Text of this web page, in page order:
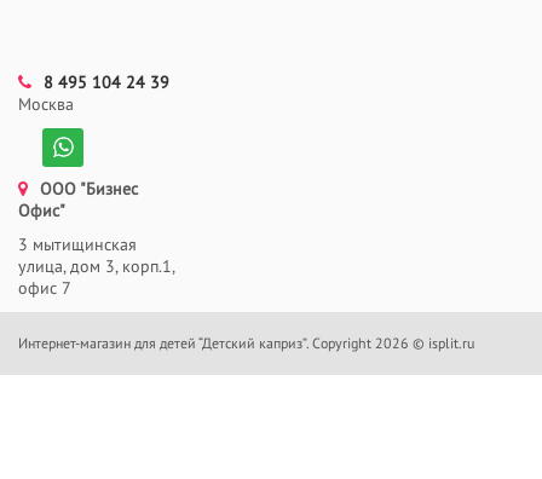
8 495 104 24 39
Москва
ООО "Бизнес
Офис"
3 мытищинская
улица, дом 3, корп.1,
офис 7
Интернет-магазин для детей “Детский каприз”. Copyright 2026 © isplit.ru